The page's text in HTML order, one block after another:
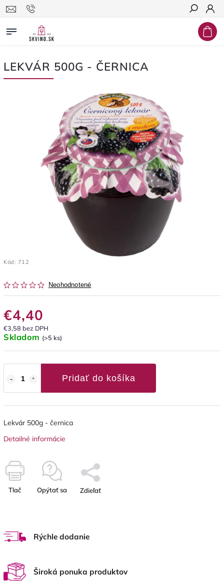
Hľadať
LEKVÁR 500G - ČERNICA
Kód: 712
Neohodnotené
€4,40
€3,58 bez DPH
Skladom (>5 ks)
Pridať do košíka
Lekvár 500g - černica
Detailné informácie
Tlač Opýtať sa Zdieľať
Rýchle dodanie
Široká ponuka produktov